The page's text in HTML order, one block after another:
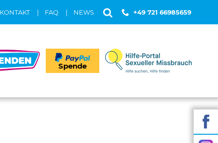
KONTAKT FAQ NEWS +49 721 66985659
Spende